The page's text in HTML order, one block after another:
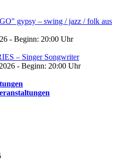
gypsy – swing / jazz / folk aus
- Beginn: 20:00 Uhr
– Singer Songwriter
- Beginn: 20:00 Uhr